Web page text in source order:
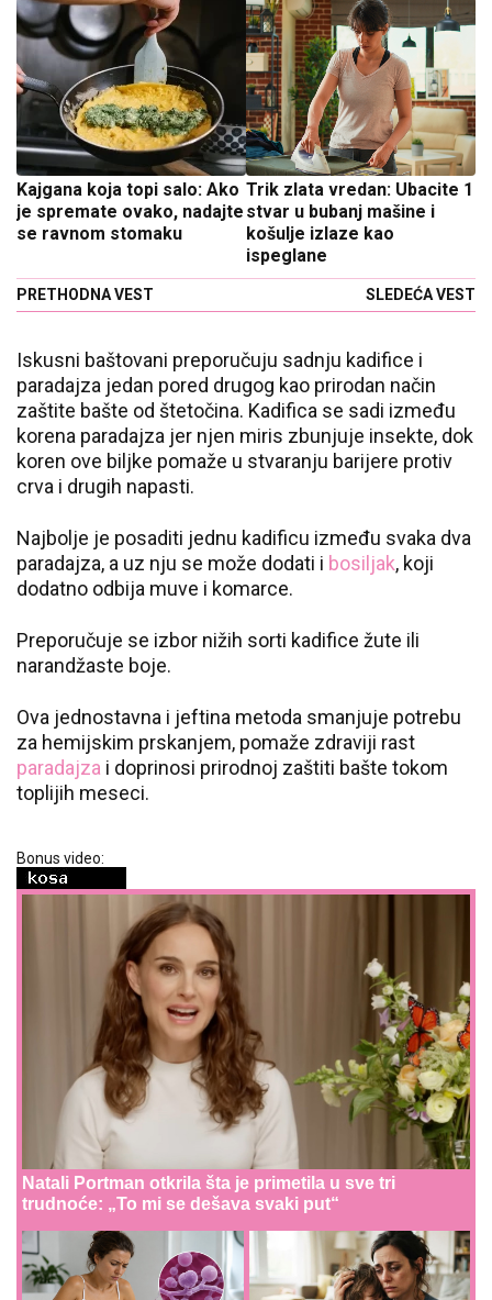
Kajgana koja topi salo: Ako
je spremate ovako, nadajte
se ravnom stomaku
PRETHODNA VEST
Trik zlata vredan: Ubacite 1
stvar u bubanj mašine i
košulje izlaze kao
ispeglane
SLEDEĆA VEST
Iskusni baštovani preporučuju sadnju kadifice i
paradajza jedan pored drugog kao prirodan način
zaštite bašte od štetočina. Kadifica se sadi između
korena paradajza jer njen miris zbunjuje insekte, dok
koren ove biljke pomaže u stvaranju barijere protiv
crva i drugih napasti.
Najbolje je posaditi jednu kadificu između svaka dva
paradajza, a uz nju se može dodati i bosiljak, koji
dodatno odbija muve i komarce.
Preporučuje se izbor nižih sorti kadifice žute ili
narandžaste boje.
Ova jednostavna i jeftina metoda smanjuje potrebu
za hemijskim prskanjem, pomaže zdraviji rast
paradajza i doprinosi prirodnoj zaštiti bašte tokom
toplijih meseci.
Bonus video:
Natali Portman otkrila šta je primetila u sve tri
trudnoće: „To mi se dešava svaki put“